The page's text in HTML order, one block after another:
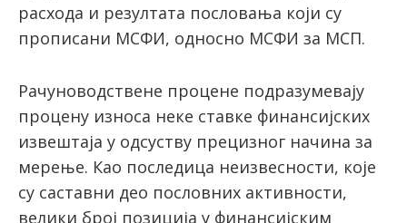
расхода и резултата пословања који су
прописани МСФИ, односно МСФИ за МСП.
Рачуноводствене процене подразумевају
процену износа неке ставке финансијских
извештаја у одсуству прецизног начина за
мерење. Као последица неизвесности, које
су саставни део пословних активности,
велики број позиција у финансијским